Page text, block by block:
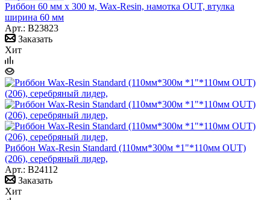
Риббон 60 мм х 300 м, Wax-Resin, намотка OUT, втулка
ширина 60 мм
Арт.: B23823
Заказать
Хит
Риббон Wax-Resin Standard (110мм*300м *1"*110мм OUT)
(206), серебряный лидер,
Арт.: B24112
Заказать
Хит